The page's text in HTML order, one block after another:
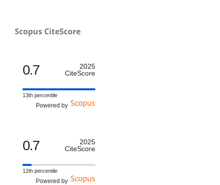
Scopus CiteScore
0.7
2025
CiteScore
13th percentile
Powered by
0.7
2025
CiteScore
12th percentile
Powered by